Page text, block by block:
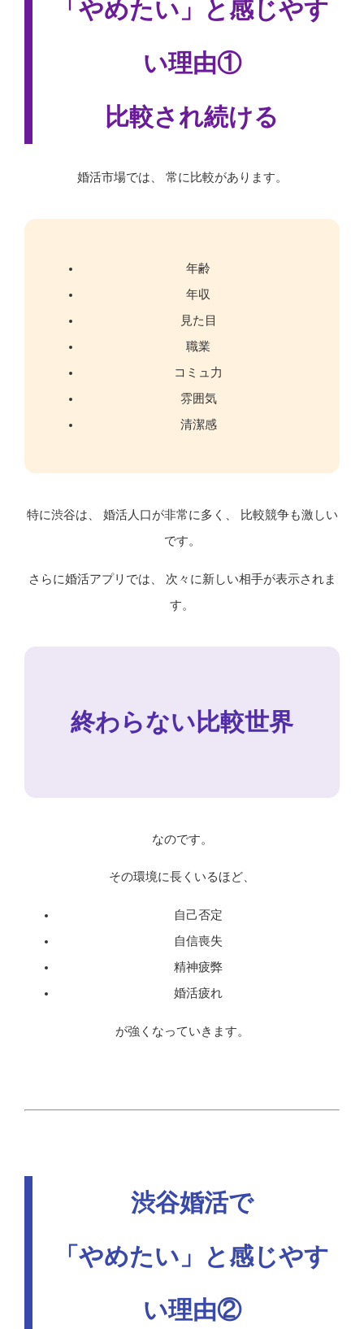
「やめたい」と感じやす
い理由①
比較され続ける
婚活市場では、 常に比較があります。
年齢
年収
見た目
職業
コミュ力
雰囲気
清潔感
特に渋谷は、 婚活人口が非常に多く、 比較競争も激しい
です。
さらに婚活アプリでは、 次々に新しい相手が表示されま
す。
終わらない比較世界
なのです。
その環境に長くいるほど、
自己否定
自信喪失
精神疲弊
婚活疲れ
が強くなっていきます。
渋谷婚活で
「やめたい」と感じやす
い理由②